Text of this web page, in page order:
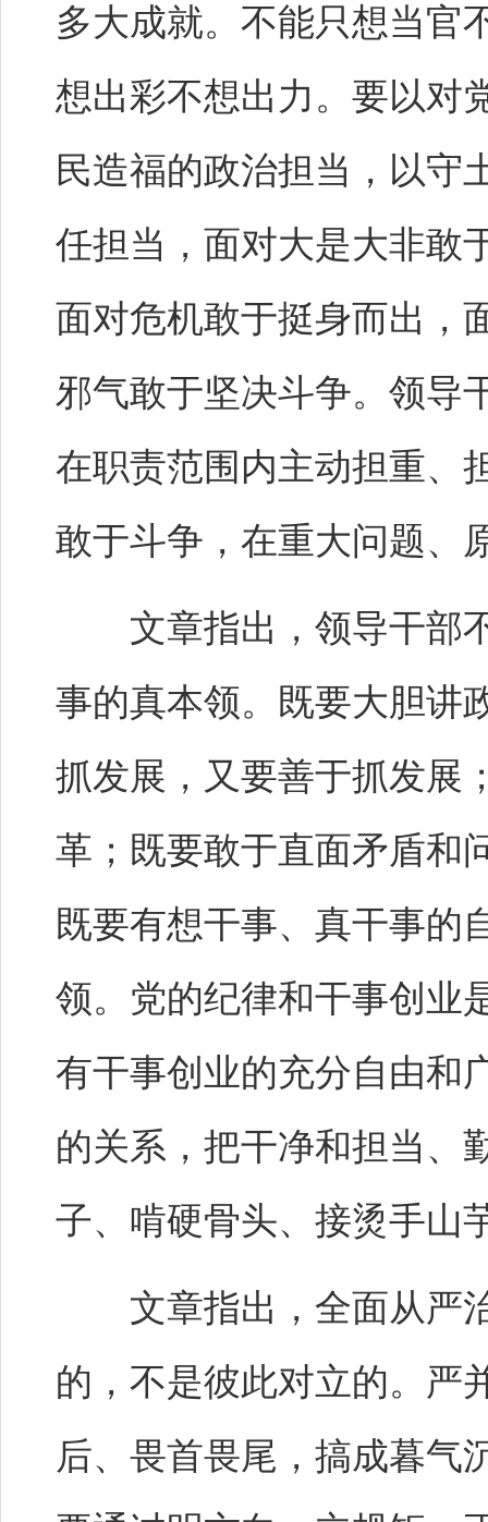
多大成就。不能只想当官
想出彩不想出力。要以对
民造福的政治担当，以守
任担当，面对大是大非敢
面对危机敢于挺身而出，
邪气敢于坚决斗争。领导
在职责范围内主动担重、
敢于斗争，在重大问题、
文章指出，领导干部不
事的真本领。既要大胆讲
抓发展，又要善于抓发展
革；既要敢于直面矛盾和
既要有想干事、真干事的
领。党的纪律和干事创业
有干事创业的充分自由和
的关系，把干净和担当、
子、啃硬骨头、接烫手山
文章指出，全面从严治
的，不是彼此对立的。严
后、畏首畏尾，搞成暮气